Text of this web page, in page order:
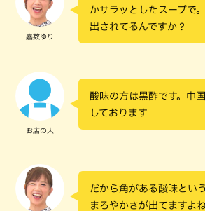
嘉数ゆり
かサラッとしたスープで
出されてるんですか？
お店の人
酸味の方は黒酢です。中
しております
だから角がある酸味とい
まろやかさが出てますよね